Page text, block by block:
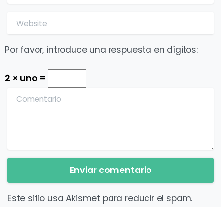
Website
Por favor, introduce una respuesta en dígitos:
2 × uno =
Comentario
Este sitio usa Akismet para reducir el spam.